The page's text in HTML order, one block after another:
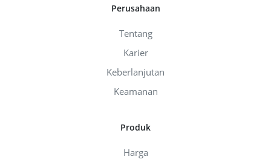
Perusahaan
Tentang
Karier
Keberlanjutan
Keamanan
Produk
Harga